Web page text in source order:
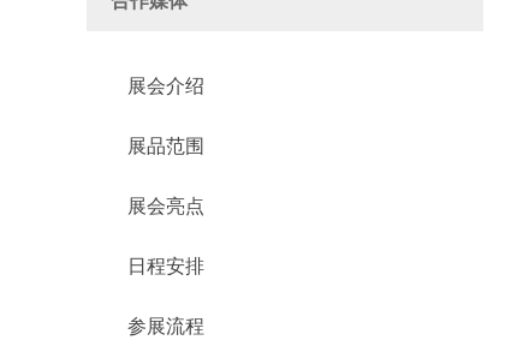
展会介绍
展品范围
展会亮点
日程安排
参展流程